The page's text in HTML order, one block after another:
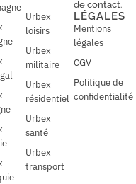
Urbex
loisirs
Urbex
militaire
Urbex
résidentiel
Urbex
santé
Urbex
transport
de contact.
LÉGALES
Mentions
légales
CGV
Politique de
confidentialité